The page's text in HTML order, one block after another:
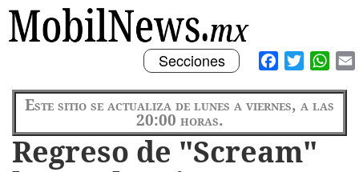
Facebook
Twitter
Toggle
navigation
Secciones
Este sitio se actualiza de lunes a viernes, a las
20:00 horas.
Regreso de "Scream"